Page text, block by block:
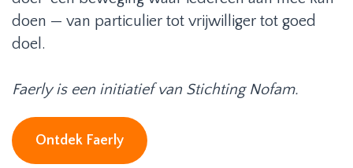
doen — van particulier tot vrijwilliger tot goed
doel.
Faerly is een initiatief van Stichting Nofam.
Ontdek Faerly